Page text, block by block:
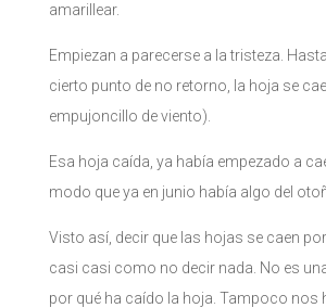
amarillear.
Empiezan a parecerse a la tristeza.
cierto punto de no retorno, la hoja se
empujoncillo de viento).
Esa hoja caída, ya había empezado a
modo que ya en junio había algo del
Visto así, decir que las hojas se caen
casi casi como no decir nada. No es
por qué ha caído la hoja. Tampoco nos